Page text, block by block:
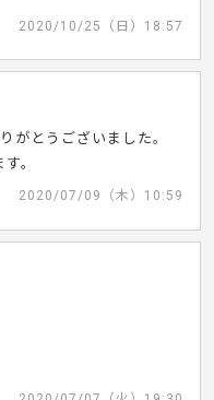
2020/10/25（日）18:57
がとうございました。
。
2020/07/09（木）10:59